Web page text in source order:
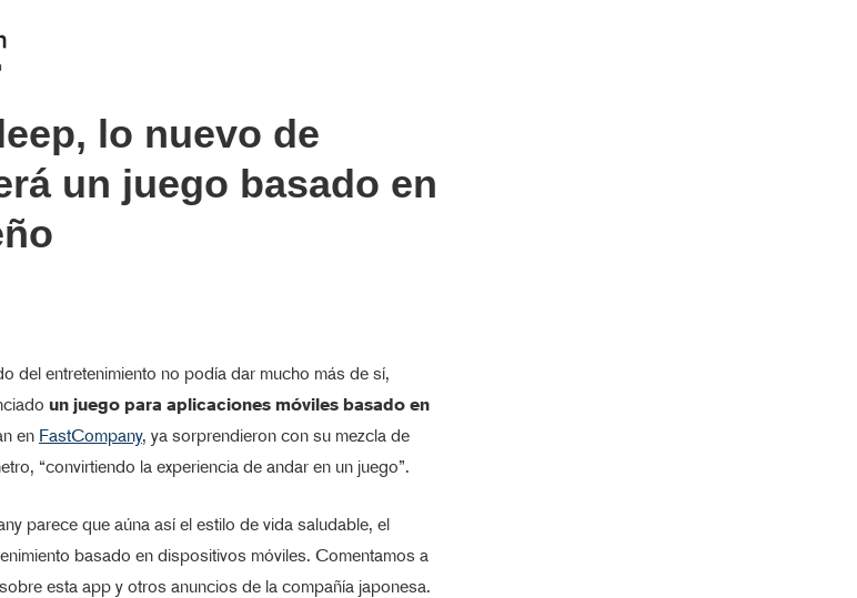
lo nuevo de
un juego basado en
del entretenimiento no podía dar mucho más de sí,
un juego para aplicaciones móviles basado en
en FastCompany, ya sorprendieron con su mezcla de
“convirtiendo la experiencia de andar en un juego”.
parece que aúna así el estilo de vida saludable, el
basado en dispositivos móviles. Comentamos a
esta app y otros anuncios de la compañía japonesa.